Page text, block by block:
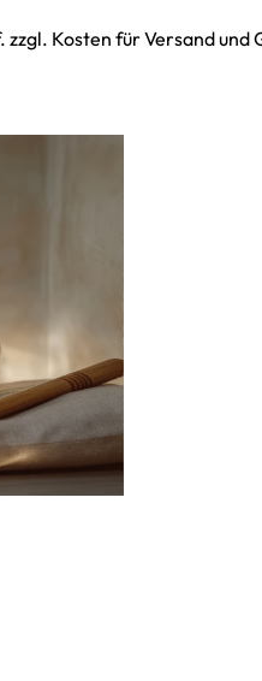
Kosten für Versand